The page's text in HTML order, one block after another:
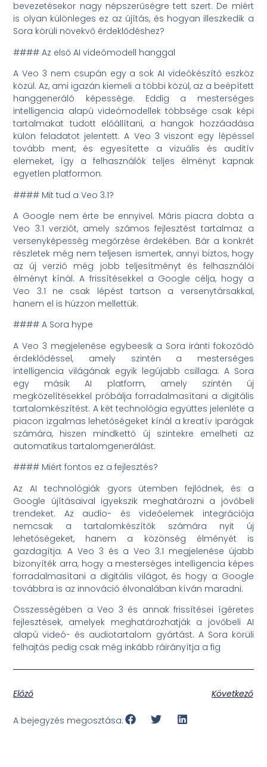
bevezetésekor nagy népszerűségre tett szert. De miért
is olyan különleges ez az újítás, és hogyan illeszkedik a
Sora körüli növekvő érdeklődéshez?
#### Az első AI videómodell hanggal
A Veo 3 nem csupán egy a sok AI videókészítő eszköz
közül. Az, ami igazán kiemeli a többi közül, az a beépített
hanggeneráló képessége. Eddig a mesterséges
intelligencia alapú videómodellek többsége csak képi
tartalmakat tudott előállítani, a hangok hozzáadása
külön feladatot jelentett. A Veo 3 viszont egy lépéssel
tovább ment, és egyesítette a vizuális és auditív
elemeket, így a felhasználók teljes élményt kapnak
egyetlen platformon.
#### Mit tud a Veo 3.1?
A Google nem érte be ennyivel. Máris piacra dobta a
Veo 3.1 verziót, amely számos fejlesztést tartalmaz a
versenyképesség megőrzése érdekében. Bár a konkrét
részletek még nem teljesen ismertek, annyi biztos, hogy
az új verzió még jobb teljesítményt és felhasználói
élményt kínál. A frissítésekkel a Google célja, hogy a
Veo 3.1 ne csak lépést tartson a versenytársakkal,
hanem el is húzzon mellettük.
#### A Sora hype
A Veo 3 megjelenése egybeesik a Sora iránti fokozódó
érdeklődéssel, amely szintén a mesterséges
intelligencia világának egyik legújabb csillaga. A Sora
egy másik AI platform, amely szintén új
megközelítésekkel próbálja forradalmasítani a digitális
tartalomkészítést. A két technológia együttes jelenléte a
piacon izgalmas lehetőségeket kínál a kreatív iparágak
számára, hiszen mindkettő új szintekre emelheti az
automatikus tartalomgenerálást.
#### Miért fontos ez a fejlesztés?
Az AI technológiák gyors ütemben fejlődnek, és a
Google újításaival igyekszik meghatározni a jövőbeli
trendeket. Az audio- és videóelemek integrációja
nemcsak a tartalomkészítők számára nyit új
lehetőségeket, hanem a közönség élményét is
gazdagítja. A Veo 3 és a Veo 3.1 megjelenése újabb
bizonyíték arra, hogy a mesterséges intelligencia képes
forradalmasítani a digitális világot, és hogy a Google
továbbra is az innováció élvonalában kíván maradni.
Összességében a Veo 3 és annak frissítései ígéretes
fejlesztések, amelyek meghatározhatják a jövőbeli AI
alapú videó- és audiotartalom gyártást. A Sora körüli
felhajtás pedig csak még inkább ráirányítja a fig
Előző Következő
A bejegyzés megosztása: